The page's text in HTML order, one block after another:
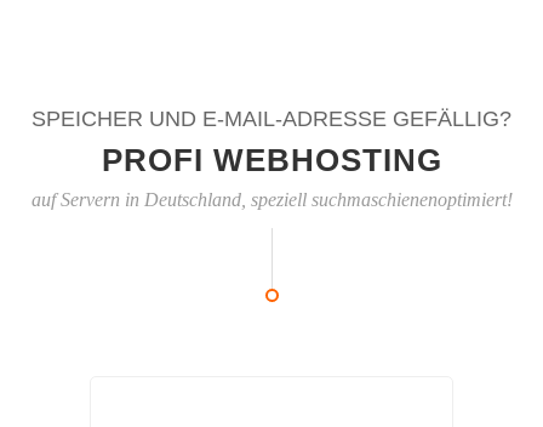
SPEICHER UND E-MAIL-ADRESSE GEFÄLLIG?
PROFI WEBHOSTING
auf Servern in Deutschland, speziell suchmaschienenoptimiert!